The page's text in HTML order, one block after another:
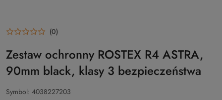
(0)
Zestaw ochronny ROSTEX R4 ASTRA,
90mm black, klasy 3 bezpieczeństwa
Symbol: 4038227203